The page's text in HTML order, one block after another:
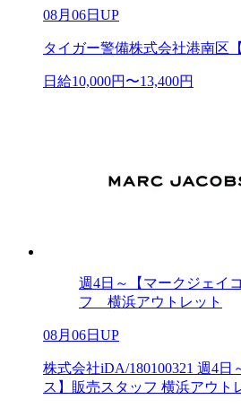
08月06日UP
タイガー警備株式会社港南区【
日給10,000円〜13,400円
週4日～【マークジェイ
フ 横浜アウトレット
08月06日UP
株式会社iDA/180100321 週4日
ス】販売スタッフ 横浜アウト